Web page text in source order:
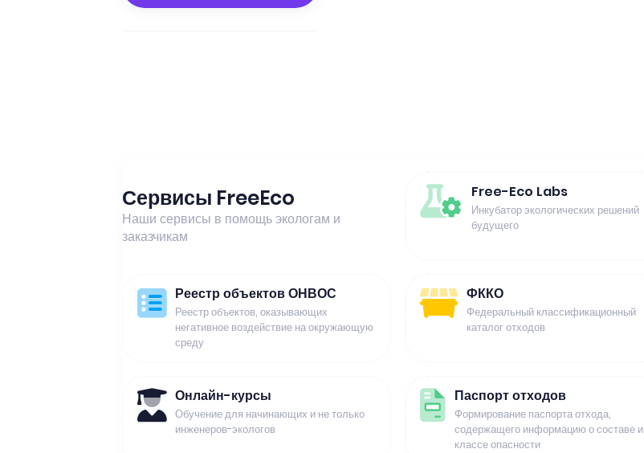
Сервисы FreeEco
Наши сервисы в помощь экологам и
заказчикам
Free-Eco Labs
Инкубатор экологических решений
будущего
Реестр объектов ОНВОС
Реестр объектов, оказывающих
негативное воздействие на окружающую
среду
ФККО
Федеральный классификационный
каталог отходов
Онлайн-курсы
Обучение для начинающих и не только
инженеров-экологов
Паспорт отходов
Формирование паспорта отхода,
содержащего информацию о составе и
классе опасности